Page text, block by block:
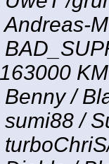
Andreas-
KM
Benny /
sumi88 /